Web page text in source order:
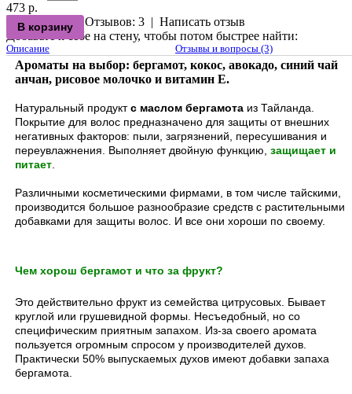
473 р.
Отзывов: 3 | Написать отзыв
Добавьте к себе на стену, чтобы потом быстрее найти:
Описание Отзывы и вопросы (3)
Ароматы на выбор: бергамот, кокос, авокадо, синий чай
анчан, рисовое молочко и витамин Е.
Натуральный продуктс маслом бергамота из Тайланда.
Покрытие для волос предназначено для защиты от внешних
негативных факторов: пыли, загрязнений, пересушивания и
переувлажнения. Выполняет двойную функцию, защищает и
питает
Различными косметическими фирмами, в том числе тайскими,
производится большое разнообразие средств с растительными
добавками для защиты волос. И все они хороши по своему.
Чем хорош бергамот и что за фрукт?
Это действительно фрукт из семейства цитрусовых. Бывает
круглой или грушевидной формы. Несъедобный, но со
специфическим приятным запахом. Из-за своего аромата
пользуется огромным спросом у производителей духов.
Практически 50% выпускаемых духов имеют добавки запаха
бергамота.